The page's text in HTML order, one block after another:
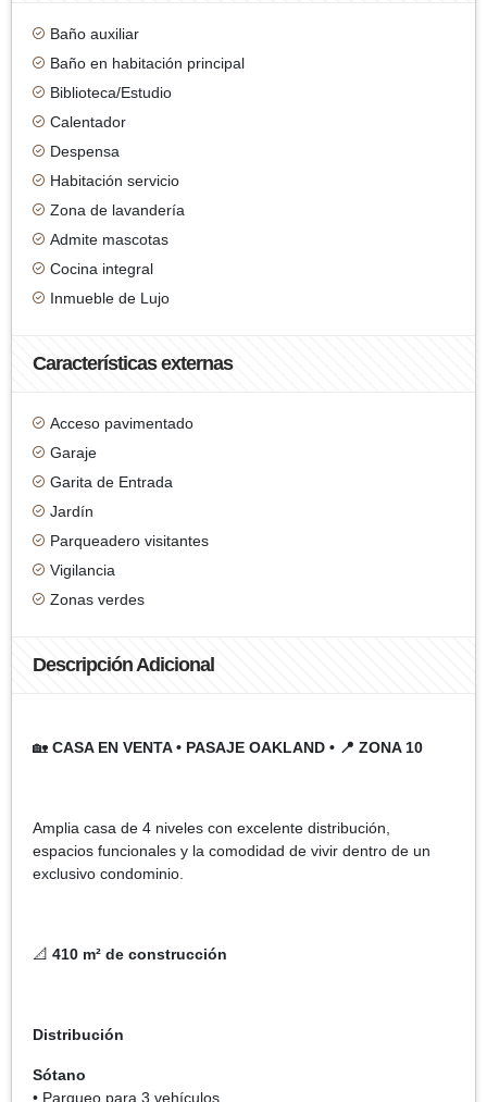
Baño auxiliar
Baño en habitación principal
Biblioteca/Estudio
Calentador
Despensa
Habitación servicio
Zona de lavandería
Admite mascotas
Cocina integral
Inmueble de Lujo
Características externas
Acceso pavimentado
Garaje
Garita de Entrada
Jardín
Parqueadero visitantes
Vigilancia
Zonas verdes
Descripción Adicional
🏡 CASA EN VENTA • PASAJE OAKLAND • 📍 ZONA 10
Amplia casa de 4 niveles con excelente distribución,
espacios funcionales y la comodidad de vivir dentro de un
exclusivo condominio.
📐 410 m² de construcción
Distribución
Sótano
• Parqueo para 3 vehículos